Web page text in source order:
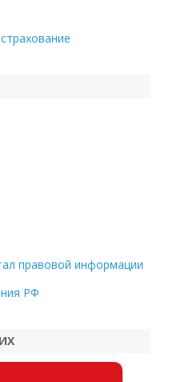
правовой информации
РФ